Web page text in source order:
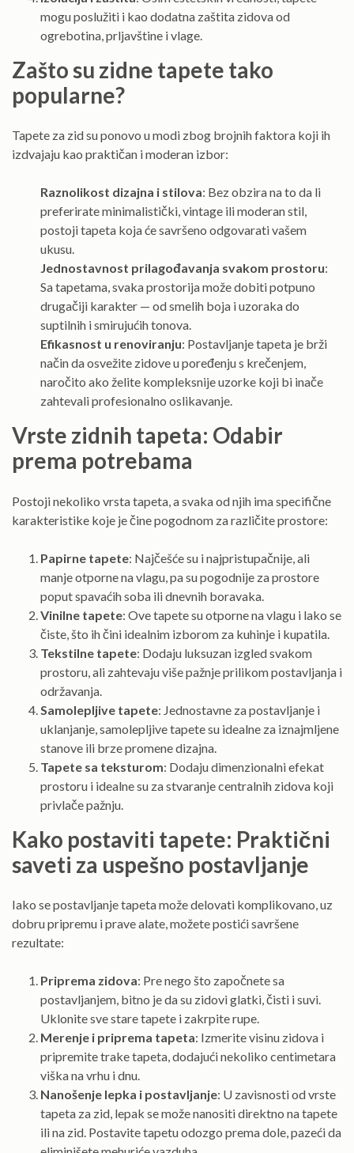
mogu poslužiti i kao dodatna zaštita zidova od
ogrebotina, prljavštine i vlage.
Zašto su zidne tapete tako
popularne?
Tapete za zid su ponovo u modi zbog brojnih faktora koji ih
izdvajaju kao praktičan i moderan izbor:
Raznolikost dizajna i stilova: Bez obzira na to da li
preferirate minimalistički, vintage ili moderan stil,
postoji tapeta koja će savršeno odgovarati vašem
ukusu.
Jednostavnost prilagođavanja svakom prostoru:
Sa tapetama, svaka prostorija može dobiti potpuno
drugačiji karakter — od smelih boja i uzoraka do
suptilnih i smirujućih tonova.
Efikasnost u renoviranju: Postavljanje tapeta je brži
način da osvežite zidove u poređenju s krečenjem,
naročito ako želite kompleksnije uzorke koji bi inače
zahtevali profesionalno oslikavanje.
Vrste zidnih tapeta: Odabir
prema potrebama
Postoji nekoliko vrsta tapeta, a svaka od njih ima specifične
karakteristike koje je čine pogodnom za različite prostore:
Papirne tapete: Najčešće su i najpristupačnije, ali
manje otporne na vlagu, pa su pogodnije za prostore
poput spavaćih soba ili dnevnih boravaka.
Vinilne tapete: Ove tapete su otporne na vlagu i lako se
čiste, što ih čini idealnim izborom za kuhinje i kupatila.
Tekstilne tapete: Dodaju luksuzan izgled svakom
prostoru, ali zahtevaju više pažnje prilikom postavljanja i
održavanja.
Samolepljive tapete: Jednostavne za postavljanje i
uklanjanje, samolepljive tapete su idealne za iznajmljene
stanove ili brze promene dizajna.
Tapete sa teksturom: Dodaju dimenzionalni efekat
prostoru i idealne su za stvaranje centralnih zidova koji
privlače pažnju.
Kako postaviti tapete: Praktični
saveti za uspešno postavljanje
Iako se postavljanje tapeta može delovati komplikovano, uz
dobru pripremu i prave alate, možete postići savršene
rezultate:
Priprema zidova: Pre nego što započnete sa
postavljanjem, bitno je da su zidovi glatki, čisti i suvi.
Uklonite sve stare tapete i zakrpite rupe.
Merenje i priprema tapeta: Izmerite visinu zidova i
pripremite trake tapeta, dodajući nekoliko centimetara
viška na vrhu i dnu.
Nanošenje lepka i postavljanje: U zavisnosti od vrste
tapeta za zid, lepak se može nanositi direktno na tapete
ili na zid. Postavite tapetu odozgo prema dole, pazeći da